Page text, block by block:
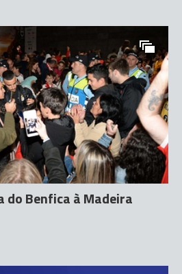
do Benfica à Madeira